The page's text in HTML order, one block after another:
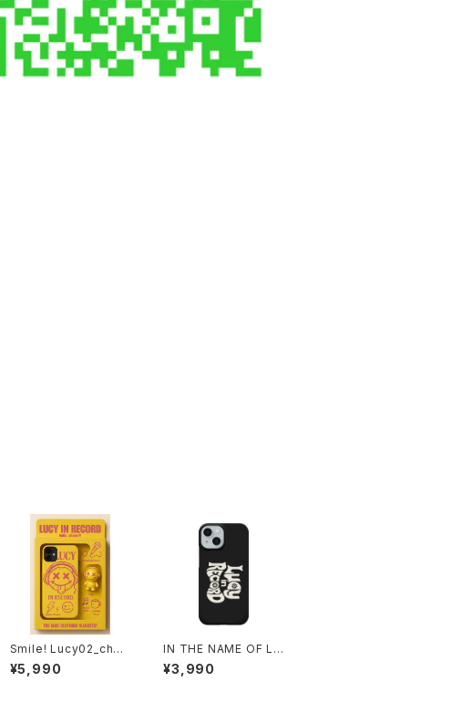
Smile! Lucy02_chao
spink iPhoneケース
SpecialBox 1020-2
¥5,990
IN THE NAME OF LU
CY_Black Flag iPho
neケース 1020-24112
¥3,990